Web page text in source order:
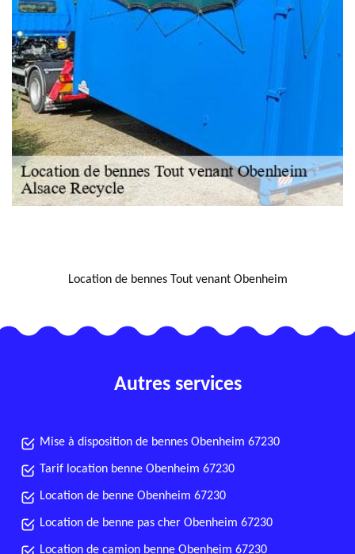
Location de bennes Tout venant Obenheim
Autres services
Mise à disposition de bennes Obenheim 67230
Tarif location benne Obenheim 67230
Location de benne Obenheim 67230
Location de benne pas cher Obenheim 67230
Location de camion benne Obenheim 67230